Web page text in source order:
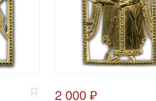
2 000 ₽